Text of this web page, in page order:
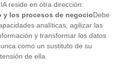
reside en otra dirección:
y los procesos de negocioDebe
analíticas, agilizar las
y transformar los datos
como un sustituto de su
de ella.